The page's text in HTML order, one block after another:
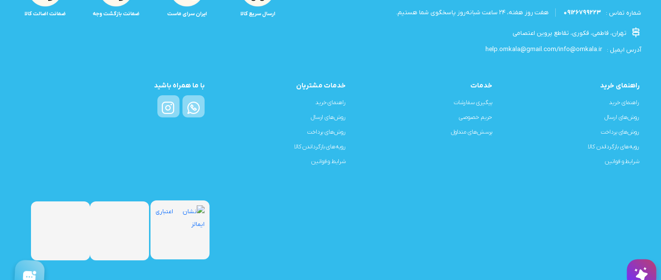
شماره تماس : 09126799223 هفت روز هفته، ۲۴ ساعت شبانه‌روز پاسخگوی شما هستیم.
تهران، فاطمی، فکوری، تقاطع پروین اعتصامی
آدرس ایمیل :
help.omkala@gmail.com/info@omkala.ir
ارسال سریع کالا ایران سرای ماست ضمانت بازگشت وجه ضمانت اضالت کالا
راهنمای خرید
راهنمای خرید
روش‌های ارسال
روش‌های پرداخت
رویه‌های بازگرداندن کالا
شرایط و قوانین
خدمات
پیگیری سفارشات
حریم خصوصی
پرسش‌های متداول
خدمات مشتریان
راهنمای خرید
روش‌های ارسال
روش‌های پرداخت
رویه‌های بازگرداندن کالا
شرایط و قوانین
با ما همراه باشید